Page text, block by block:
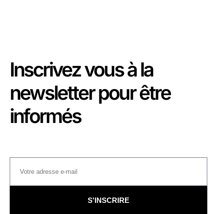
Inscrivez vous à la
newsletter pour être
informés
S'INSCRIRE